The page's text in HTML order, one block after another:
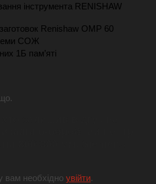
інструмента RENISHAW
Renishaw OMP 60
СОЖ
1Б пам’яті
вам необхідно увійти.